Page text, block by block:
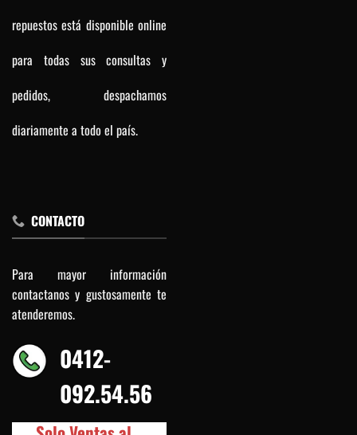
repuestos está disponible online
para todas sus consultas y
pedidos, despachamos
diariamente a todo el país.
CONTACTO
Para mayor información
contactanos y gustosamente te
atenderemos.
0412-
092.54.56